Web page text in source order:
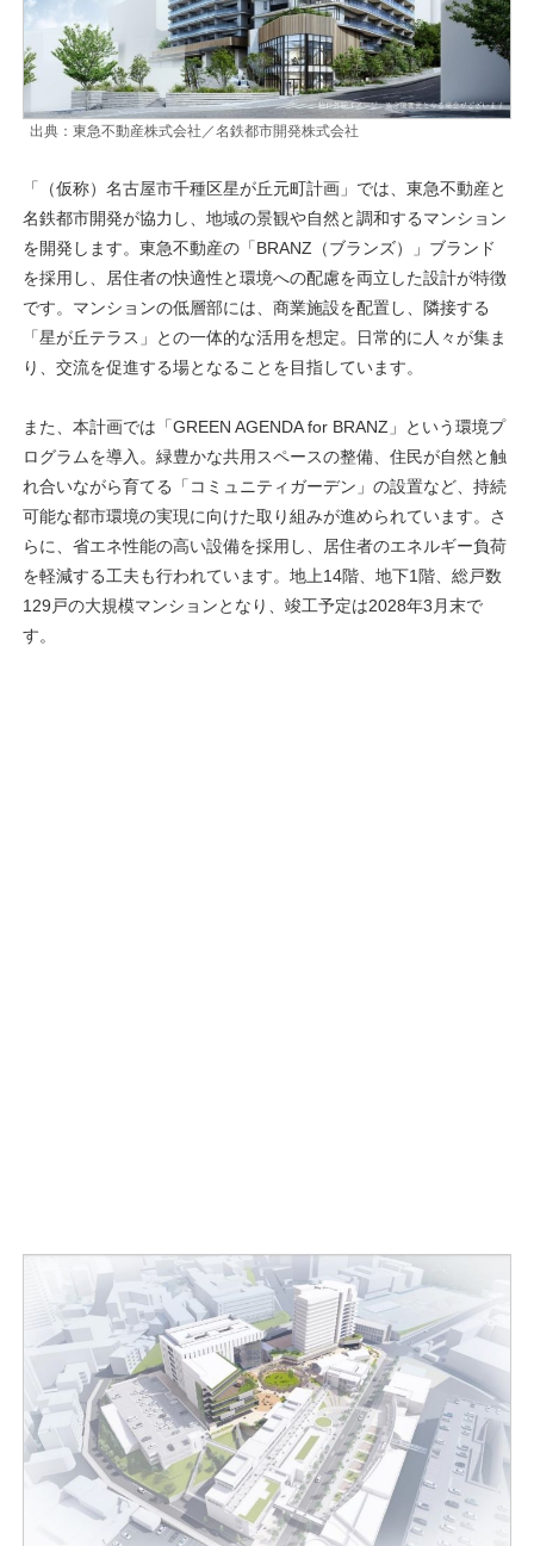
出典：東急不動産株式会社／名鉄都市開発株式会社
「（仮称）名古屋市千種区星が丘元町計画」では、東急不動産と
名鉄都市開発が協力し、地域の景観や自然と調和するマンション
を開発します。東急不動産の「BRANZ（ブランズ）」ブランド
を採用し、居住者の快適性と環境への配慮を両立した設計が特徴
です。マンションの低層部には、商業施設を配置し、隣接する
「星が丘テラス」との一体的な活用を想定。日常的に人々が集ま
り、交流を促進する場となることを目指しています。
また、本計画では「GREEN AGENDA for BRANZ」という環境プ
ログラムを導入。緑豊かな共用スペースの整備、住民が自然と触
れ合いながら育てる「コミュニティガーデン」の設置など、持続
可能な都市環境の実現に向けた取り組みが進められています。さ
らに、省エネ性能の高い設備を採用し、居住者のエネルギー負荷
を軽減する工夫も行われています。地上14階、地下1階、総戸数
129戸の大規模マンションとなり、竣工予定は2028年3月末で
す。